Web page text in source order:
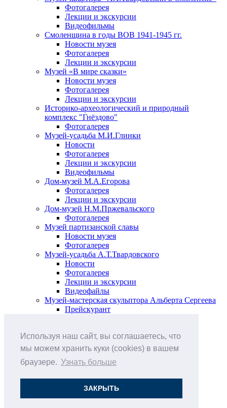
Используя наш сайт, вы соглашаетесь, что
мы можем хранить куки (cookies) в вашем
браузере. Узнать больше
ЗАКРЫТЬ
Фотогалерея
Лекции и экскурсии
Видеофильмы
Смоленщина в годы ВОВ 1941-1945 гг.
Новости музея
Фотогалерея
Лекции и экскурсии
Музей «В мире сказки»
Новости музея
Фотогалерея
Лекции и экскурсии
Историко-археологический и природный
комплекс "Гнёздово"
Фотогалерея
Музей-усадьба М.И.Глинки
Новости
Фотогалерея
Лекции и экскурсии
Видеофильмы
Дом-музей М.А.Егорова
Фотогалерея
Лекции и экскурсии
Дом-музей Н.М.Пржевальского
Фотогалерея
Музей партизанской славы
Новости музея
Фотогалерея
Музей-усадьба А.Т.Твардовского
Новости
Фотогалерея
Лекции и экскурсии
Видеофайлы
Музей-мастерская скульптора Альберта Сергеева
Прейскурант
Анонс мероприятий
Виртуальные выставки
О музее
Друзья музея
Наши цены